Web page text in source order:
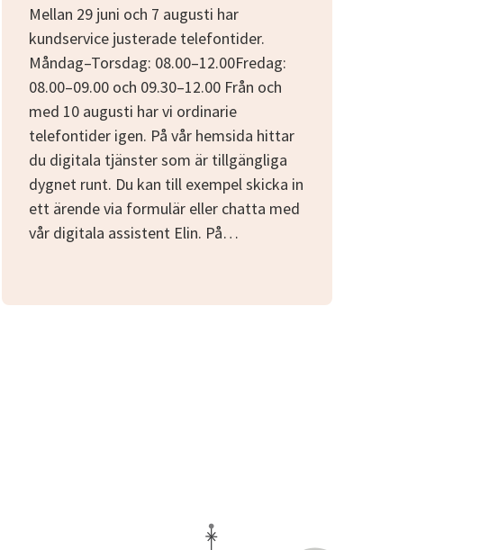
Mellan 29 juni och 7 augusti har
kundservice justerade telefontider.
Måndag–Torsdag: 08.00–12.00Fredag:
08.00–09.00 och 09.30–12.00 Från och
med 10 augusti har vi ordinarie
telefontider igen. På vår hemsida hittar
du digitala tjänster som är tillgängliga
dygnet runt. Du kan till exempel skicka in
ett ärende via formulär eller chatta med
vår digitala assistent Elin. På…